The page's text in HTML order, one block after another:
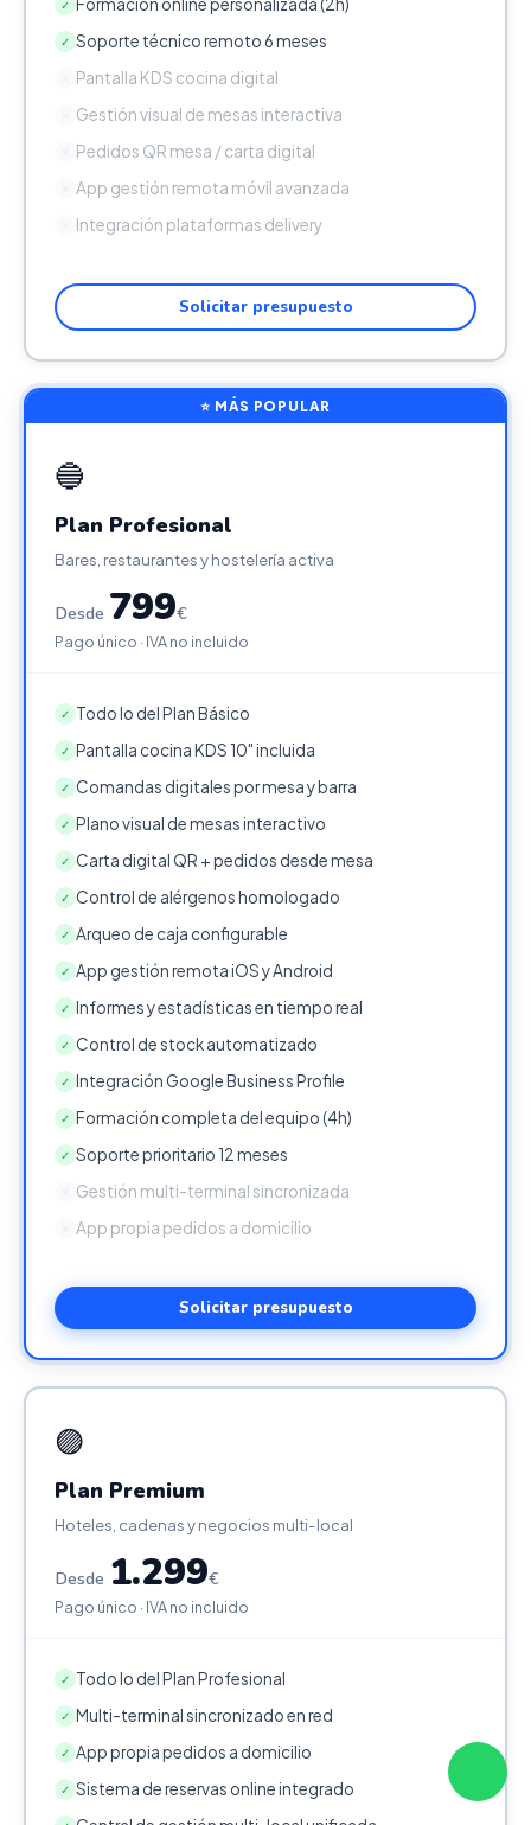
✓ Formación online personalizada (2h)
✓ Soporte técnico remoto 6 meses
Pantalla KDS cocina digital
Gestión visual de mesas interactiva
Pedidos QR mesa / carta digital
App gestión remota móvil avanzada
Integración plataformas delivery
Solicitar presupuesto
⭐ MÁS POPULAR
🔵
Plan Profesional
Bares, restaurantes y hostelería activa
Desde 799€
Pago único · IVA no incluido
✓ Todo lo del Plan Básico
✓ Pantalla cocina KDS 10" incluida
✓ Comandas digitales por mesa y barra
✓ Plano visual de mesas interactivo
✓ Carta digital QR + pedidos desde mesa
✓ Control de alérgenos homologado
✓ Arqueo de caja configurable
✓ App gestión remota iOS y Android
✓ Informes y estadísticas en tiempo real
✓ Control de stock automatizado
✓ Integración Google Business Profile
✓ Formación completa del equipo (4h)
✓ Soporte prioritario 12 meses
Gestión multi-terminal sincronizada
App propia pedidos a domicilio
Solicitar presupuesto
🟣
Plan Premium
Hoteles, cadenas y negocios multi-local
Desde 1.299€
Pago único · IVA no incluido
✓ Todo lo del Plan Profesional
✓ Multi-terminal sincronizado en red
✓ App propia pedidos a domicilio
✓ Sistema de reservas online integrado